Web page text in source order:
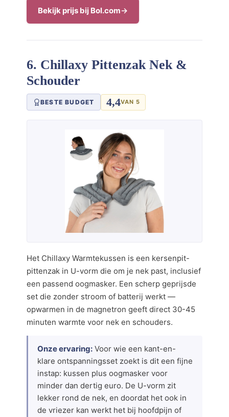
Bekijk prijs bij Bol.com
6. Chillaxy Pittenzak Nek &
Schouder
BESTE BUDGET 4,4VAN 5
Het Chillaxy Warmtekussen is een kersenpit-
pittenzak in U-vorm die om je nek past, inclusief
een passend oogmasker. Een scherp geprijsde
set die zonder stroom of batterij werkt —
opwarmen in de magnetron geeft direct 30-45
minuten warmte voor nek en schouders.
Onze ervaring: Voor wie een kant-en-
klare ontspanningsset zoekt is dit een fijne
instap: kussen plus oogmasker voor
minder dan dertig euro. De U-vorm zit
lekker rond de nek, en doordat het ook in
de vriezer kan werkt het bij hoofdpijn of